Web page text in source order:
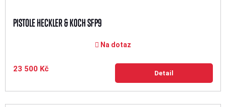
PISTOLE HECKLER & KOCH SFP9
Na dotaz
23 500 Kč Detail